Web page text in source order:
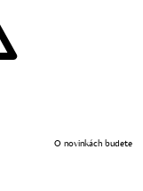
O novinkách budete